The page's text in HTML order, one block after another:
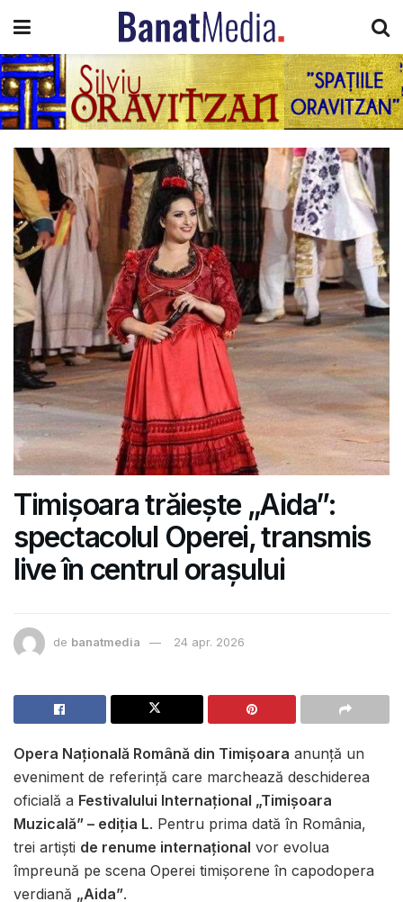
Timișoara trăiește „Aida”:
spectacolul Operei, transmis
live în centrul orașului
de banatmedia 24 apr. 2026
Opera Națională Română din Timișoara anunță un
eveniment de referință care marchează deschiderea
oficială a Festivalului Internațional „Timișoara
Muzicală” – ediția L. Pentru prima dată în România,
trei artiști de renume internațional vor evolua
împreună pe scena Operei timișorene în capodopera
verdiană „Aida”.